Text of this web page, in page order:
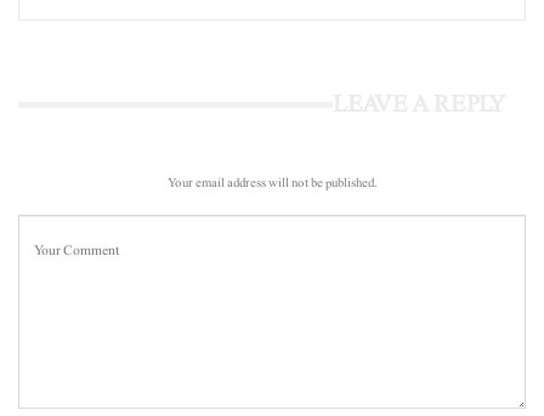
Your email address will not be published.